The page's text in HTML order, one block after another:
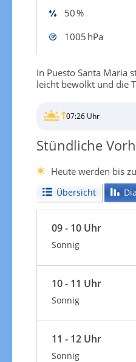
50 %
1005 hPa
In Puesto Santa Maria
leicht bewölkt und die
07:26 Uhr
Stündliche
Heute werden bis
Übersicht
09 - 10 Uhr
Sonnig
10 - 11 Uhr
Sonnig
11 - 12 Uhr
Sonnig